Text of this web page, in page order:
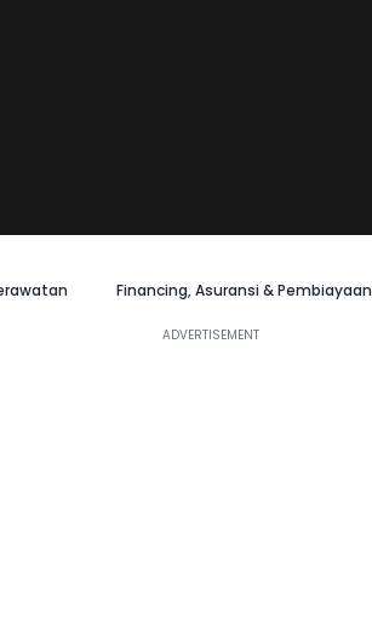
Financing, Asuransi & Pembiayaan